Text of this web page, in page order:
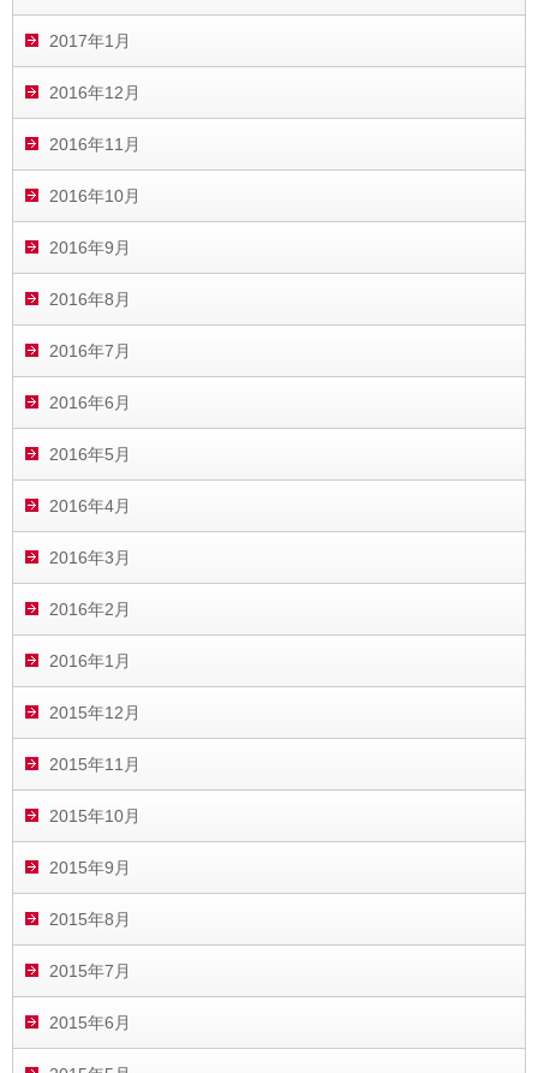
2017年1月
2016年12月
2016年11月
2016年10月
2016年9月
2016年8月
2016年7月
2016年6月
2016年5月
2016年4月
2016年3月
2016年2月
2016年1月
2015年12月
2015年11月
2015年10月
2015年9月
2015年8月
2015年7月
2015年6月